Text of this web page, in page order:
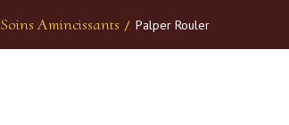
Soins Amincissants / Palper Rouler